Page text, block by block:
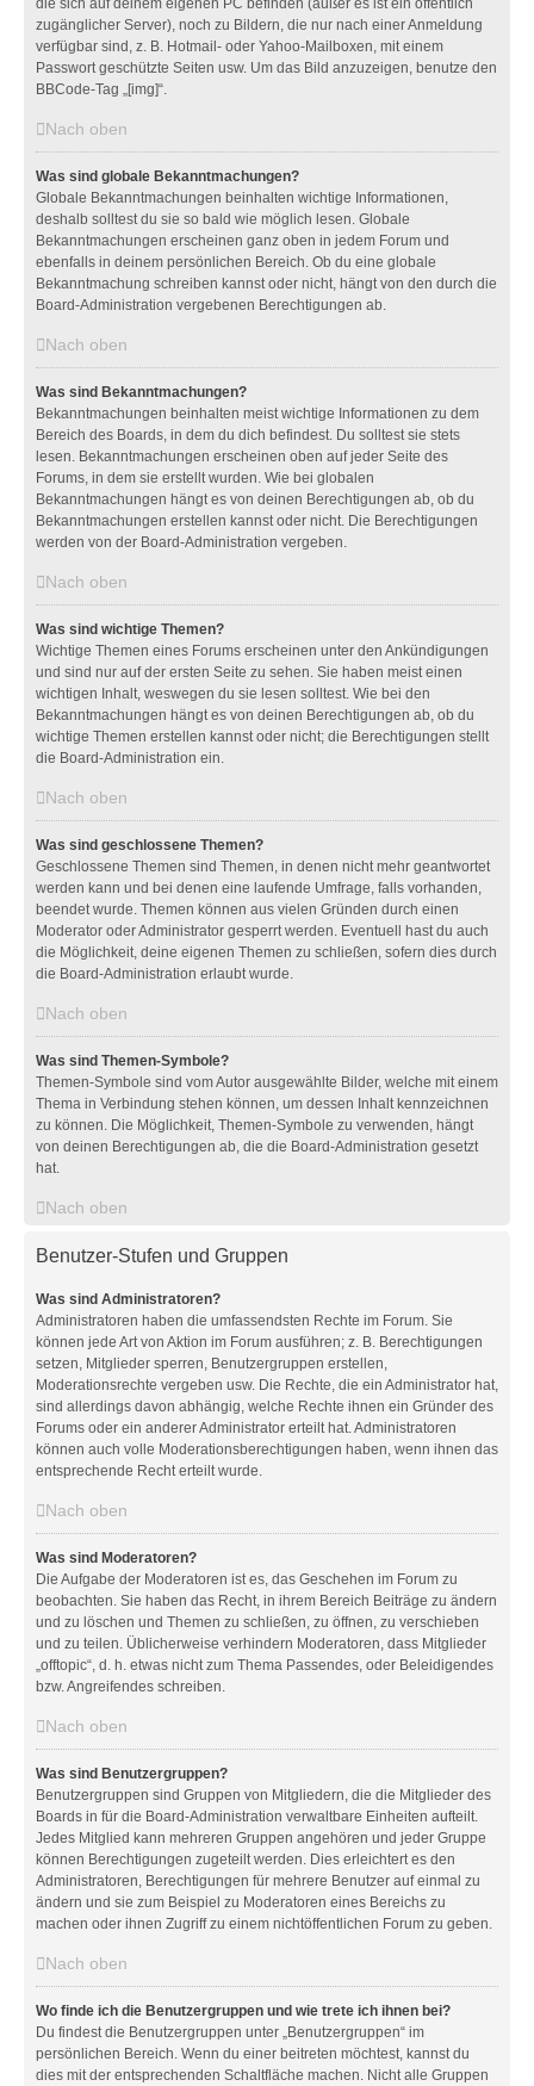
die sich auf deinem eigenen PC befinden (außer es ist ein öffentlich
zugänglicher Server), noch zu Bildern, die nur nach einer Anmeldung
verfügbar sind, z. B. Hotmail- oder Yahoo-Mailboxen, mit einem
Passwort geschützte Seiten usw. Um das Bild anzuzeigen, benutze den
BBCode-Tag „[img]“.
Nach oben
Was sind globale Bekanntmachungen?
Globale Bekanntmachungen beinhalten wichtige Informationen,
deshalb solltest du sie so bald wie möglich lesen. Globale
Bekanntmachungen erscheinen ganz oben in jedem Forum und
ebenfalls in deinem persönlichen Bereich. Ob du eine globale
Bekanntmachung schreiben kannst oder nicht, hängt von den durch die
Board-Administration vergebenen Berechtigungen ab.
Nach oben
Was sind Bekanntmachungen?
Bekanntmachungen beinhalten meist wichtige Informationen zu dem
Bereich des Boards, in dem du dich befindest. Du solltest sie stets
lesen. Bekanntmachungen erscheinen oben auf jeder Seite des
Forums, in dem sie erstellt wurden. Wie bei globalen
Bekanntmachungen hängt es von deinen Berechtigungen ab, ob du
Bekanntmachungen erstellen kannst oder nicht. Die Berechtigungen
werden von der Board-Administration vergeben.
Nach oben
Was sind wichtige Themen?
Wichtige Themen eines Forums erscheinen unter den Ankündigungen
und sind nur auf der ersten Seite zu sehen. Sie haben meist einen
wichtigen Inhalt, weswegen du sie lesen solltest. Wie bei den
Bekanntmachungen hängt es von deinen Berechtigungen ab, ob du
wichtige Themen erstellen kannst oder nicht; die Berechtigungen stellt
die Board-Administration ein.
Nach oben
Was sind geschlossene Themen?
Geschlossene Themen sind Themen, in denen nicht mehr geantwortet
werden kann und bei denen eine laufende Umfrage, falls vorhanden,
beendet wurde. Themen können aus vielen Gründen durch einen
Moderator oder Administrator gesperrt werden. Eventuell hast du auch
die Möglichkeit, deine eigenen Themen zu schließen, sofern dies durch
die Board-Administration erlaubt wurde.
Nach oben
Was sind Themen-Symbole?
Themen-Symbole sind vom Autor ausgewählte Bilder, welche mit einem
Thema in Verbindung stehen können, um dessen Inhalt kennzeichnen
zu können. Die Möglichkeit, Themen-Symbole zu verwenden, hängt
von deinen Berechtigungen ab, die die Board-Administration gesetzt
hat.
Nach oben
Benutzer-Stufen und Gruppen
Was sind Administratoren?
Administratoren haben die umfassendsten Rechte im Forum. Sie
können jede Art von Aktion im Forum ausführen; z. B. Berechtigungen
setzen, Mitglieder sperren, Benutzergruppen erstellen,
Moderationsrechte vergeben usw. Die Rechte, die ein Administrator hat,
sind allerdings davon abhängig, welche Rechte ihnen ein Gründer des
Forums oder ein anderer Administrator erteilt hat. Administratoren
können auch volle Moderationsberechtigungen haben, wenn ihnen das
entsprechende Recht erteilt wurde.
Nach oben
Was sind Moderatoren?
Die Aufgabe der Moderatoren ist es, das Geschehen im Forum zu
beobachten. Sie haben das Recht, in ihrem Bereich Beiträge zu ändern
und zu löschen und Themen zu schließen, zu öffnen, zu verschieben
und zu teilen. Üblicherweise verhindern Moderatoren, dass Mitglieder
„offtopic“, d. h. etwas nicht zum Thema Passendes, oder Beleidigendes
bzw. Angreifendes schreiben.
Nach oben
Was sind Benutzergruppen?
Benutzergruppen sind Gruppen von Mitgliedern, die die Mitglieder des
Boards in für die Board-Administration verwaltbare Einheiten aufteilt.
Jedes Mitglied kann mehreren Gruppen angehören und jeder Gruppe
können Berechtigungen zugeteilt werden. Dies erleichtert es den
Administratoren, Berechtigungen für mehrere Benutzer auf einmal zu
ändern und sie zum Beispiel zu Moderatoren eines Bereichs zu
machen oder ihnen Zugriff zu einem nichtöffentlichen Forum zu geben.
Nach oben
Wo finde ich die Benutzergruppen und wie trete ich ihnen bei?
Du findest die Benutzergruppen unter „Benutzergruppen“ im
persönlichen Bereich. Wenn du einer beitreten möchtest, kannst du
dies mit der entsprechenden Schaltfläche machen. Nicht alle Gruppen